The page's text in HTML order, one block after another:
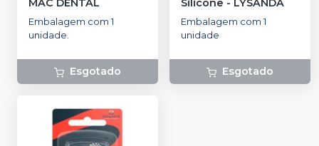
MAC DENTAL
Embalagem com 1
unidade.
Esgotado
Silicone - LYSANDA
Embalagem com 1
unidade
Esgotado